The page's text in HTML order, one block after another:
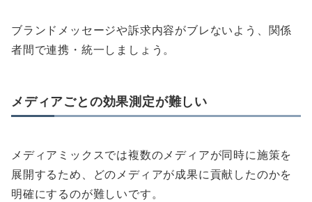
ブランドメッセージや訴求内容がブレないよう、関係
者間で連携・統一しましょう。
メディアごとの効果測定が難しい
メディアミックスでは複数のメディアが同時に施策を
展開するため、どのメディアが成果に貢献したのかを
明確にするのが難しいです。